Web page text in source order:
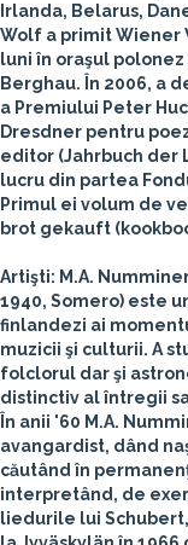
Irlanda, Belarus,
Wolf a primit Wiener
luni în oraşul
Berghau. În 2006, a
a Premiului Peter
Dresdner pentru
editor (Jahrbuch der
lucru din partea
Primul ei volum de
brot gekauft
Artişti: M.A.
1940, Somero) este
finlandezi ai
muzicii şi culturii. A
folclorul dar şi
distinctiv al întregii
În anii '60 M.A.
avangardist, dând
căutând în
interpretând, de
liedurile lui